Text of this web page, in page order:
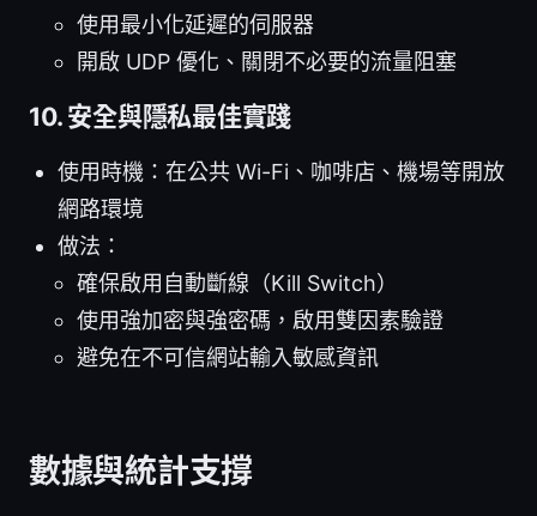
使用最小化延遲的伺服器
開啟 UDP 優化、關閉不必要的流量阻塞
10. 安全與隱私最佳實踐
使用時機：在公共 Wi-Fi、咖啡店、機場等開放
網路環境
做法：
確保啟用自動斷線（Kill Switch）
使用強加密與強密碼，啟用雙因素驗證
避免在不可信網站輸入敏感資訊
數據與統計支撐